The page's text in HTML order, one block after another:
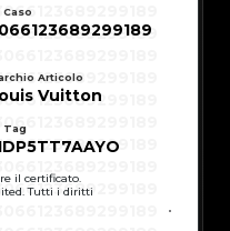
Caso
Articolo
Vuitton
Tag
il certificato.
Tutti i diritti